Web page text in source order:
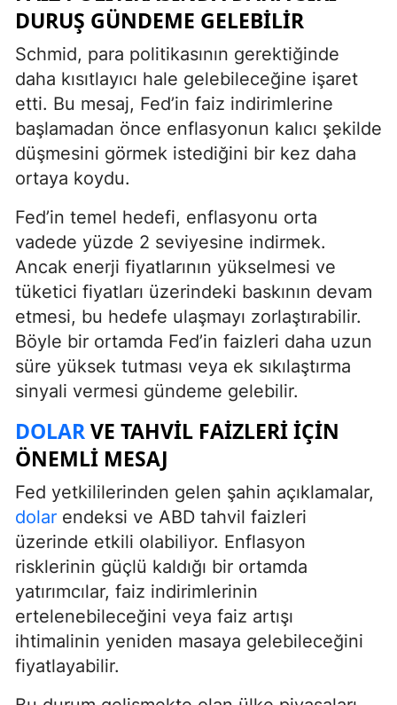
DURUŞ GÜNDEME GELEBILIR
Schmid, para politikasının gerektiğinde
daha kısıtlayıcı hale gelebileceğine işaret
etti. Bu mesaj, Fed’in faiz indirimlerine
başlamadan önce enflasyonun kalıcı şekilde
düşmesini görmek istediğini bir kez daha
ortaya koydu.
Fed’in temel hedefi, enflasyonu orta
vadede yüzde 2 seviyesine indirmek.
Ancak enerji fiyatlarının yükselmesi ve
tüketici fiyatları üzerindeki baskının devam
etmesi, bu hedefe ulaşmayı zorlaştırabilir.
Böyle bir ortamda Fed’in faizleri daha uzun
süre yüksek tutması veya ek sıkılaştırma
sinyali vermesi gündeme gelebilir.
DOLARVE TAHVIL FAIZLERI IÇIN
ÖNEMLI MESAJ
Fed yetkililerinden gelen şahin açıklamalar,
dolar endeksi ve ABD tahvil faizleri
üzerinde etkili olabiliyor. Enflasyon
risklerinin güçlü kaldığı bir ortamda
yatırımcılar, faiz indirimlerinin
ertelenebileceğini veya faiz artışı
ihtimalinin yeniden masaya gelebileceğini
fiyatlayabilir.